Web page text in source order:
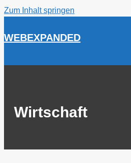
Zum Inhalt springen
WEBEXPANDED
Wirtschaft